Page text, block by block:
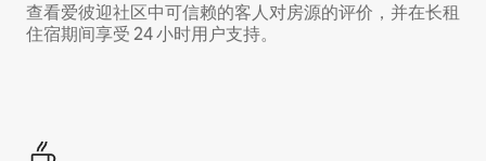
查看爱彼迎社区中可信赖的客人对房源的评价，并在长租
住宿期间享受 24 小时用户支持。